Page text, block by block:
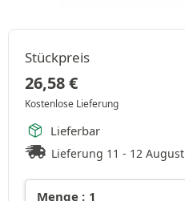
Stückpreis
26,58€
Kostenlose Lieferung
Lieferbar
Lieferung 11 - 12 August